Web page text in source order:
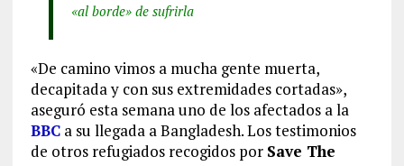
«al borde» de sufrirla
«De camino vimos a mucha gente muerta,
decapitada y con sus extremidades cortadas»,
aseguró esta semana uno de los afectados a la
BBCa su llegada a Bangladesh. Los testimonios
de otros refugiados recogidos por Save The